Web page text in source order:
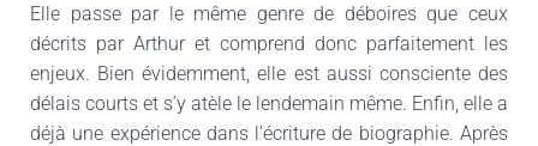
Elle passe par le même genre de déboires que ceux
décrits par Arthur et comprend donc parfaitement les
enjeux. Bien évidemment, elle est aussi consciente des
délais courts et s’y atèle le lendemain même. Enfin, elle a
déjà une expérience dans l’écriture de biographie. Après